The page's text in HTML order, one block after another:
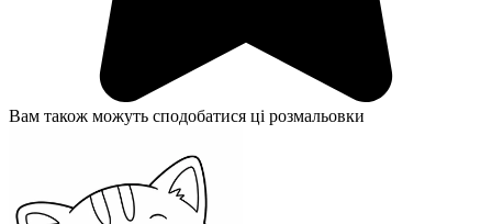
Вам також можуть сподобатися ці розмальовки